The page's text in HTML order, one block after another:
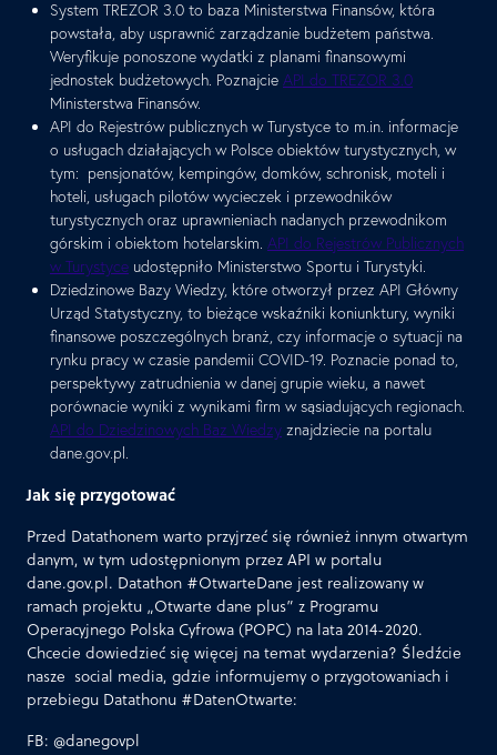
System TREZOR 3.0 to baza Ministerstwa Finansów, która
powstała, aby usprawnić zarządzanie budżetem państwa.
Weryfikuje ponoszone wydatki z planami finansowymi
jednostek budżetowych. Poznajcie API do TREZOR 3.0
Ministerstwa Finansów.
API do Rejestrów publicznych w Turystyce to m.in. informacje
o usługach działających w Polsce obiektów turystycznych, w
tym: pensjonatów, kempingów, domków, schronisk, moteli i
hoteli, usługach pilotów wycieczek i przewodników
turystycznych oraz uprawnieniach nadanych przewodnikom
górskim i obiektom hotelarskim. API do Rejestrów Publicznych
w Turystyce udostępniło Ministerstwo Sportu i Turystyki.
Dziedzinowe Bazy Wiedzy, które otworzył przez API Główny
Urząd Statystyczny, to bieżące wskaźniki koniunktury, wyniki
finansowe poszczególnych branż, czy informacje o sytuacji na
rynku pracy w czasie pandemii COVID-19. Poznacie ponad to,
perspektywy zatrudnienia w danej grupie wieku, a nawet
porównacie wyniki z wynikami firm w sąsiadujących regionach.
API do Dziedzinowych Baz Wiedzy znajdziecie na portalu
dane.gov.pl.
Jak się przygotować
Przed Datathonem warto przyjrzeć się również innym otwartym
danym, w tym udostępnionym przez API w portalu
dane.gov.pl. Datathon #OtwarteDane jest realizowany w
ramach projektu „Otwarte dane plus” z Programu
Operacyjnego Polska Cyfrowa (POPC) na lata 2014-2020.
Chcecie dowiedzieć się więcej na temat wydarzenia? Śledźcie
nasze social media, gdzie informujemy o przygotowaniach i
przebiegu Datathonu #DatenOtwarte:
FB: @danegovpl